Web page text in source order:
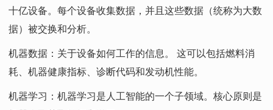
十亿设备。每个设备收集数据，并且这些数据（统称为大数
据）被交换和分析。
机器数据：关于设备如何工作的信息。 这可以包括燃料消
耗、机器健康指标、诊断代码和发动机性能。
机器学习：机器学习是人工智能的一个子领域。核心原则是